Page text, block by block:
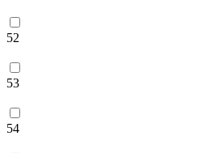
52
53
54